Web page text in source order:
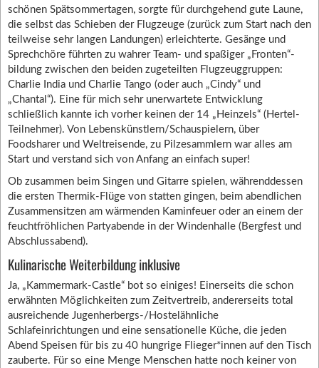
schönen Spätsommertagen, sorgte für durchgehend gute Laune,
die selbst das Schieben der Flugzeuge (zurück zum Start nach den
teilweise sehr langen Landungen) erleichterte. Gesänge und
Sprechchöre führten zu wahrer Team- und spaßiger „Fronten“-
bildung zwischen den beiden zugeteilten Flugzeuggruppen:
Charlie India und Charlie Tango (oder auch „Cindy“ und
„Chantal“). Eine für mich sehr unerwartete Entwicklung
schließlich kannte ich vorher keinen der 14 „Heinzels“ (Hertel-
Teilnehmer). Von Lebenskünstlern/Schauspielern, über
Foodsharer und Weltreisende, zu Pilzesammlern war alles am
Start und verstand sich von Anfang an einfach super!
Ob zusammen beim Singen und Gitarre spielen, währenddessen
die ersten Thermik-Flüge von statten gingen, beim abendlichen
Zusammensitzen am wärmenden Kaminfeuer oder an einem der
feuchtfröhlichen Partyabende in der Windenhalle (Bergfest und
Abschlussabend).
Kulinarische Weiterbildung inklusive
Ja, „Kammermark-Castle“ bot so einiges! Einerseits die schon
erwähnten Möglichkeiten zum Zeitvertreib, andererseits total
ausreichende Jugenherbergs-/Hostelähnliche
Schlafeinrichtungen und eine sensationelle Küche, die jeden
Abend Speisen für bis zu 40 hungrige Flieger*innen auf den Tisch
zauberte. Für so eine Menge Menschen hatte noch keiner von